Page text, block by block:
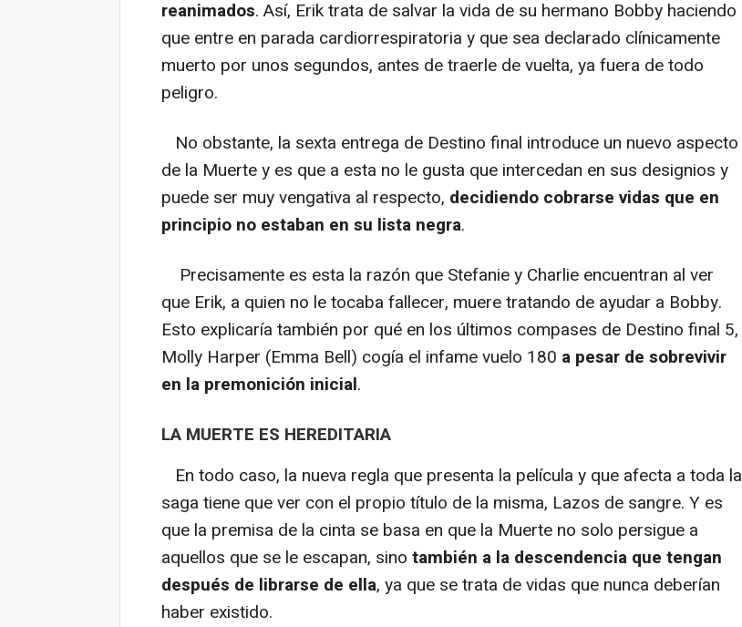
reanimados. Así, Erik trata de salvar la vida de su hermano Bobby haciendo
que entre en parada cardiorrespiratoria y que sea declarado clínicamente
muerto por unos segundos, antes de traerle de vuelta, ya fuera de todo
peligro.
No obstante, la sexta entrega de Destino final introduce un nuevo aspecto
de la Muerte y es que a esta no le gusta que intercedan en sus designios y
puede ser muy vengativa al respecto, decidiendo cobrarse vidas que en
principio no estaban en su lista negra.
Precisamente es esta la razón que Stefanie y Charlie encuentran al ver
que Erik, a quien no le tocaba fallecer, muere tratando de ayudar a Bobby.
Esto explicaría también por qué en los últimos compases de Destino final 5,
Molly Harper (Emma Bell) cogía el infame vuelo 180 a pesar de sobrevivir
en la premonición inicial.
LA MUERTE ES HEREDITARIA
En todo caso, la nueva regla que presenta la película y que afecta a toda la
saga tiene que ver con el propio título de la misma, Lazos de sangre. Y es
que la premisa de la cinta se basa en que la Muerte no solo persigue a
aquellos que se le escapan, sino también a la descendencia que tengan
después de librarse de ella, ya que se trata de vidas que nunca deberían
haber existido.